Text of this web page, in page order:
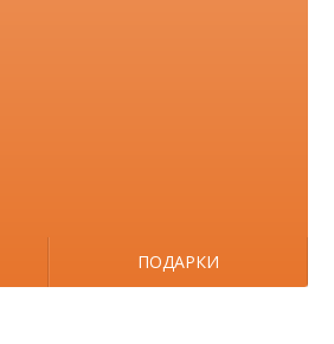
ПОДАРКИ